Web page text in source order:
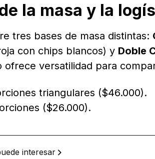
la masa y la
tres bases de masa distintas:
con chips blancos) y Doble
versatilidad para
triangulares ($46.000).
($26.000).
interesar